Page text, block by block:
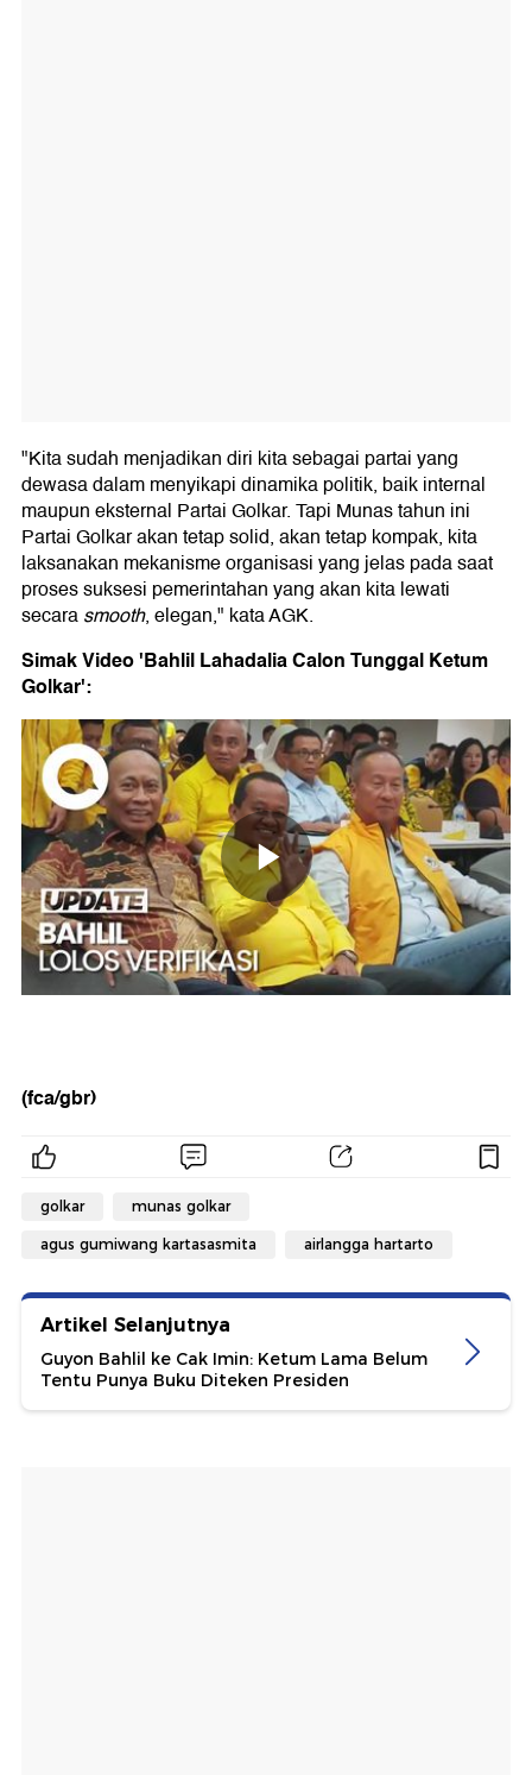
"Kita sudah menjadikan diri kita sebagai partai yang
dewasa dalam menyikapi dinamika politik, baik internal
maupun eksternal Partai Golkar. Tapi Munas tahun ini
Partai Golkar akan tetap solid, akan tetap kompak, kita
laksanakan mekanisme organisasi yang jelas pada saat
proses suksesi pemerintahan yang akan kita lewati
secarasmooth, elegan," kata AGK.
Simak Video 'Bahlil Lahadalia Calon Tunggal Ketum
Golkar':
(fca/gbr)
golkar munas golkar
agus gumiwang kartasasmita airlangga hartarto
Artikel Selanjutnya
Guyon Bahlil ke Cak Imin: Ketum Lama Belum
Tentu Punya Buku Diteken Presiden